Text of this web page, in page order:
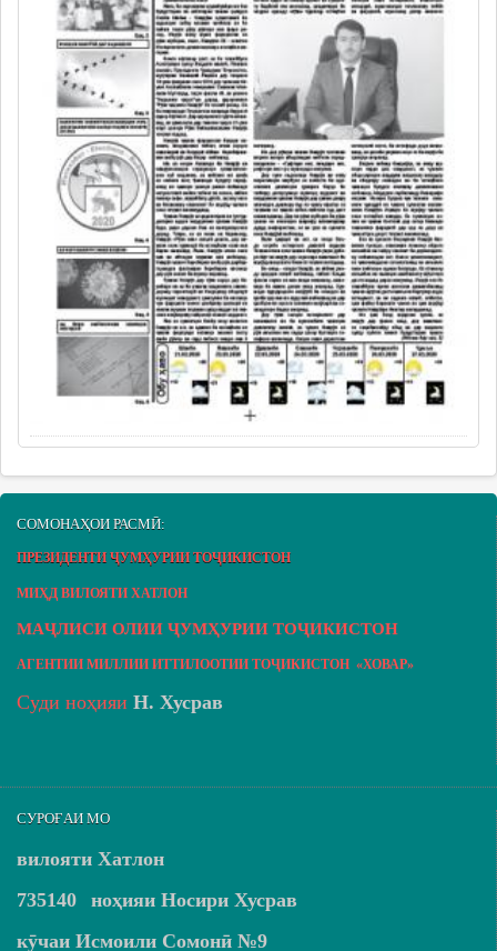
СОМОНАҲОИ РАСМӢ:
ПРЕЗИДЕНТИ ҶУМҲУРИИ ТОҶИКИСТОН
МИҲД ВИЛОЯТИ ХАТЛОН
МАҶЛИСИ ОЛИИ ҶУМҲУРИИ ТОҶИКИСТОН
АГЕНТИИ МИЛЛИИ ИТТИЛООТИИ ТОҶИКИСТОН «ХОВАР»
Суди ноҳияи Н. Хусрав
СУРОҒАИ МО
вилояти Хатлон
735140
ноҳияи Носири Хусрав
кӯчаи Исмоили Сомонӣ №9